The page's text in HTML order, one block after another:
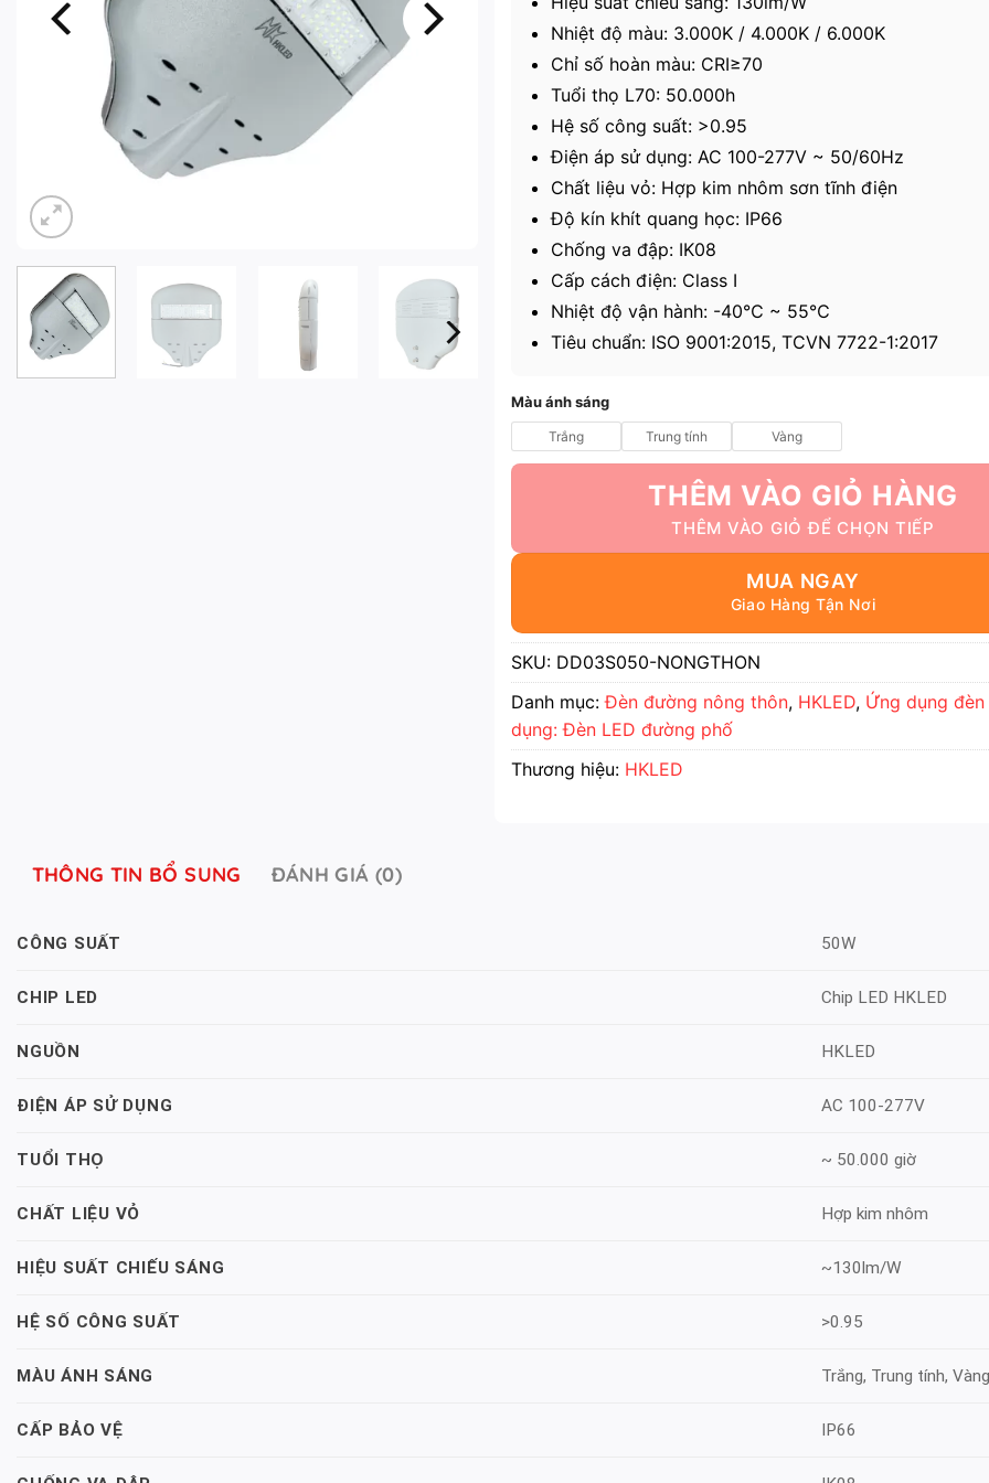
Nhiệt độ màu: 3.000K / 4.000K / 6.000K
Chỉ số hoàn màu: CRI≥70
Tuổi thọ L70: 50.000h
Hệ số công suất: >0.95
Điện áp sử dụng: AC 100-277V ~ 50/60Hz
Chất liệu vỏ: Hợp kim nhôm sơn tĩnh điện
Độ kín khít quang học: IP66
Chống va đập: IK08
Cấp cách điện: Class I
Nhiệt độ vận hành: -40℃ ~ 55℃
Tiêu chuẩn: ISO 9001:2015, TCVN 7722-1:2017
Màu ánh sáng
Trắng Trung tính Vàng
THÊM VÀO GIỎ HÀNG
MUA NGAY
SKU: DD03S050-NONGTHON
Danh mục:Đèn đường nông thôn, HKLED, Ứng dụng đèn
dụng: Đèn LED đường phố
Thương hiệu: HKLED
THÔNG TIN BỔ SUNG ĐÁNH GIÁ (0)
CÔNG SUẤT 50W
CHIP LED Chip LED HKLED
NGUỒN HKLED
ĐIỆN ÁP SỬ DỤNG AC 100-277V
TUỔI THỌ ~ 50.000 giờ
CHẤT LIỆU VỎ Hợp kim nhôm
HIỆU SUẤT CHIẾU SÁNG ~130lm/W
HỆ SỐ CÔNG SUẤT >0.95
MÀU ÁNH SÁNG Trắng, Trung tính, Vàng
CẤP BẢO VỆ IP66